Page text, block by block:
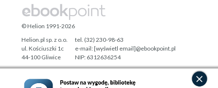
Designed with ♥ byTonik.pl
© Helion 1991-2026
Helion.pl sp. z o.o.
ul. Kościuszki 1c
44-100 Gliwice
tel. (32) 230-98-63
e-mail:[wyświetl email]@ebookpoint.pl
NIP: 6312636254
Regon: 241989027